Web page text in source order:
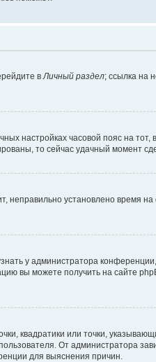
в Личный раздел; ссылка на
настройках часовой пояс на тот,
то сейчас удачный момент
неправильно установлено время
у администратора
вы можете получить на сайте
квадратики или точки,
От администратора
для выяснения причин.